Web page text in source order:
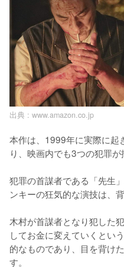
出典 : www.amazon.co.jp
本作は、1999年に実際に起
り、映画内でも3つの犯罪が
犯罪の首謀者である「先生
ンキーの狂気的な演技は、
木村が首謀者となり犯した
してお金に変えていくとい
的なものであり、目を背け
す。